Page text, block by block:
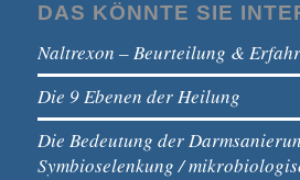
DAS KÖNNTE SIE
Naltrexon – Beurteilung &
Die 9 Ebenen der Heilung
Die Bedeutung der
Symbioselenkung /